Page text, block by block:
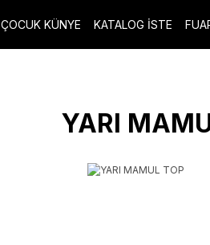
ÇOCUK KÜNYE KATALOG İSTE
YARI